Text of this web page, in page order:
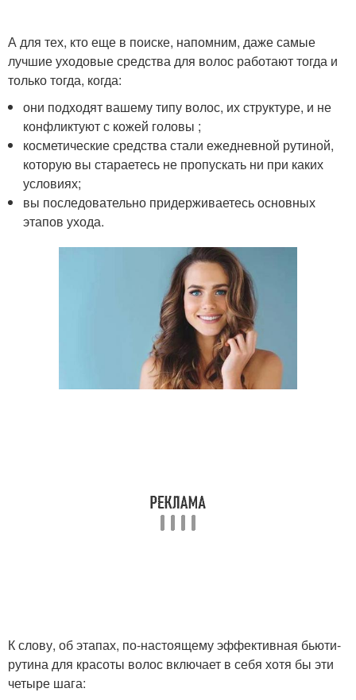
А для тех, кто еще в поиске, напомним, даже самые
лучшие уходовые средства для волос работают тогда и
только тогда, когда:
они подходят вашему типу волос, их структуре, и не
конфликтуют с кожей головы ;
косметические средства стали ежедневной рутиной,
которую вы стараетесь не пропускать ни при каких
условиях;
вы последовательно придерживаетесь основных
этапов ухода.
К слову, об этапах, по-настоящему эффективная бьюти-
рутина для красоты волос включает в себя хотя бы эти
четыре шага: